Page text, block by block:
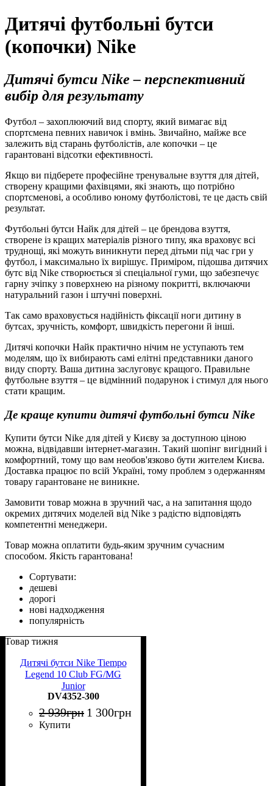
Дитячі футбольні бутси
(копочки) Nike
Дитячі бутси Nike – перспективний
вибір для результату
Футбол – захоплюючий вид спорту, який вимагає від
спортсмена певних навичок і вмінь. Звичайно, майже все
залежить від старань футболістів, але копочки – це
гарантовані відсотки ефективності.
Якщо ви підберете професійне тренувальне взуття для дітей,
створену кращими фахівцями, які знають, що потрібно
спортсменові, а особливо юному футболістові, те це дасть свій
результат.
Футбольні бутси Найк для дітей – це брендова взуття,
створене із кращих матеріалів різного типу, яка враховує всі
труднощі, які можуть виникнути перед дітьми під час гри у
футбол, і максимально їх вирішує. Приміром, підошва дитячих
бутс від Nike створюється зі спеціальної гуми, що забезпечує
гарну зчіпку з поверхнею на різному покритті, включаючи
натуральний газон і штучні поверхні.
Так само враховується надійність фіксації ноги дитину в
бутсах, зручність, комфорт, швидкість перегони й інші.
Дитячі копочки Найк практично нічим не уступають тем
моделям, що їх вибирають самі елітні представники даного
виду спорту. Ваша дитина заслуговує кращого. Правильне
футбольне взуття – це відмінний подарунок і стимул для нього
стати кращим.
Де краще купити дитячі футбольні бутси Nike
Купити бутси Nike для дітей у Києву за доступною ціною
можна, відвідавши інтернет-магазин. Такий шопінг вигідний і
комфортний, тому що вам необов'язково бути жителем Києва.
Доставка працює по всій Україні, тому проблем з одержанням
товару гарантоване не виникне.
Замовити товар можна в зручний час, а на запитання щодо
окремих дитячих моделей від Nike з радістю відповідять
компетентні менеджери.
Товар можна оплатити будь-яким зручним сучасним
способом. Якість гарантована!
Сортувати:
дешеві
дорогі
нові надходження
популярність
Товар тижня
Дитячі бутси Nike Tiempo
Legend 10 Club FG/MG
Junior
DV4352-300
2 939грн 1 300грн
Купити